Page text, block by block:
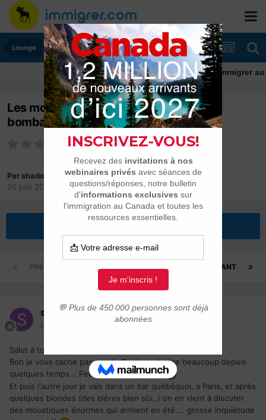
Lounge
Immigrer au
Les moustiques gros comme des
bombardiers.. c'est vrai ?
Par shadok
20 juin 2006
dans Lounge
PRÉCÉDENT SUIVANT
shadok
Posté(e)
Salut à toutes et tous !
Bon je vous cache pas que le Québec m'attire beaucoup depuis
quelques temps... Peut-être un jour j'irai.
Et puis l'autre jour je vais dans un bar québéquoi, à Paris, et après
quelques blondes (des bières bien sûr..) on en vient à discuter
des moustiques énormes qui arrivent en été.... grosse inquiétude